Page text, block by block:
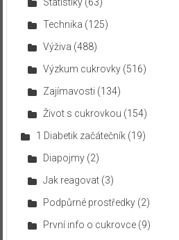
Technika (125)
Výživa (488)
Výzkum cukrovky(516)
Zajímavosti (134)
Život s cukrovkou (154)
1 Diabetik začátečník(19)
Diapojmy(2)
Jak reagovat(3)
Podpůrné prostředky(2)
První info o cukrovce(9)